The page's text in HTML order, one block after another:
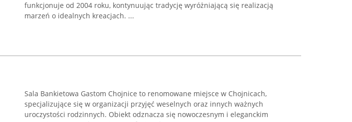
funkcjonuje od 2004 roku, kontynuując tradycję wyróżniającą się realizacją
marzeń o idealnych kreacjach. ...
Sala Bankietowa Gastom Chojnice to renomowane miejsce w Chojnicach,
specjalizujące się w organizacji przyjęć weselnych oraz innych ważnych
uroczystości rodzinnych. Obiekt odznacza się nowoczesnym i eleganckim